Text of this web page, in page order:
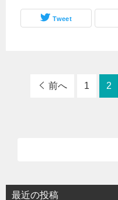
Tweet
前へ 1 2
最近の投稿